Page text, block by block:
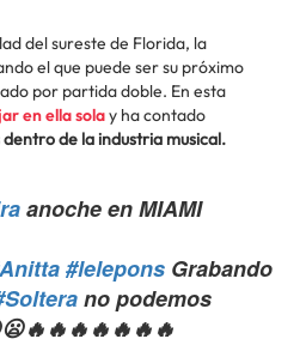
del sureste de Florida, la
el que puede ser su próximo
por partida doble. En esta
en ella solay ha contado
de la industria musical.
anoche en MIAMI
#lelepons Grabando
no podemos